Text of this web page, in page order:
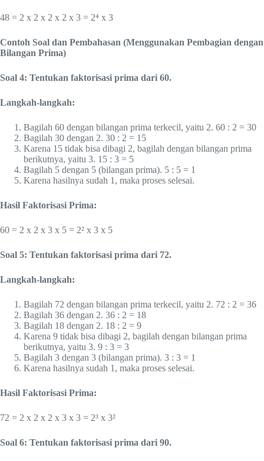
48 = 2 x 2 x 2 x 2 x 3 = 2⁴ x 3
Contoh Soal dan Pembahasan (Menggunakan Pembagian dengan
Bilangan Prima)
Soal 4: Tentukan faktorisasi prima dari 60.
Langkah-langkah:
Bagilah 60 dengan bilangan prima terkecil, yaitu 2. 60 : 2 = 30
Bagilah 30 dengan 2. 30 : 2 = 15
Karena 15 tidak bisa dibagi 2, bagilah dengan bilangan prima
berikutnya, yaitu 3. 15 : 3 = 5
Bagilah 5 dengan 5 (bilangan prima). 5 : 5 = 1
Karena hasilnya sudah 1, maka proses selesai.
Hasil Faktorisasi Prima:
60 = 2 x 2 x 3 x 5 = 2² x 3 x 5
Soal 5: Tentukan faktorisasi prima dari 72.
Langkah-langkah:
Bagilah 72 dengan bilangan prima terkecil, yaitu 2. 72 : 2 = 36
Bagilah 36 dengan 2. 36 : 2 = 18
Bagilah 18 dengan 2. 18 : 2 = 9
Karena 9 tidak bisa dibagi 2, bagilah dengan bilangan prima
berikutnya, yaitu 3. 9 : 3 = 3
Bagilah 3 dengan 3 (bilangan prima). 3 : 3 = 1
Karena hasilnya sudah 1, maka proses selesai.
Hasil Faktorisasi Prima:
72 = 2 x 2 x 2 x 3 x 3 = 2³ x 3²
Soal 6: Tentukan faktorisasi prima dari 90.